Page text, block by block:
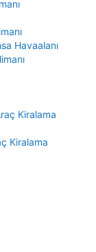
Havaalanı
Kiralama
Kiralama